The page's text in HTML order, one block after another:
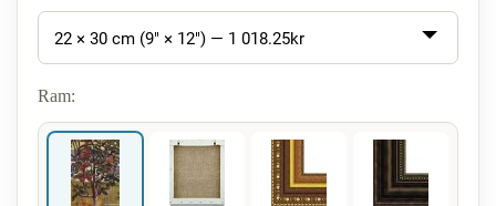
22 × 30 cm (9" × 12") — 1 018.25kr
Ram: